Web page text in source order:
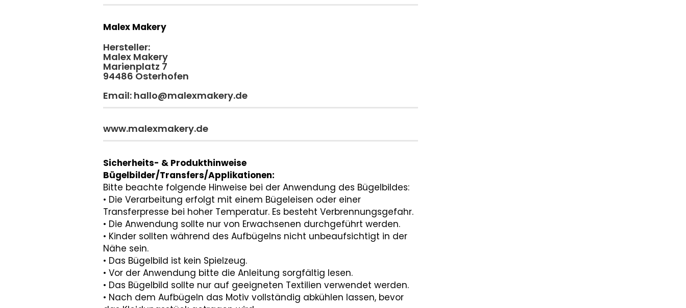
Malex Makery
Hersteller:
Malex Makery
Marienplatz 7
94486 Osterhofen
Email: hallo@malexmakery.de
www.malexmakery.de
Sicherheits- & Produkthinweise
Bügelbilder/Transfers/Applikationen:
Bitte beachte folgende Hinweise bei der Anwendung des Bügelbildes:
• Die Verarbeitung erfolgt mit einem Bügeleisen oder einer
Transferpresse bei hoher Temperatur. Es besteht Verbrennungsgefahr.
• Die Anwendung sollte nur von Erwachsenen durchgeführt werden.
• Kinder sollten während des Aufbügelns nicht unbeaufsichtigt in der
Nähe sein.
• Das Bügelbild ist kein Spielzeug.
• Vor der Anwendung bitte die Anleitung sorgfältig lesen.
• Das Bügelbild sollte nur auf geeigneten Textilien verwendet werden.
• Nach dem Aufbügeln das Motiv vollständig abkühlen lassen, bevor